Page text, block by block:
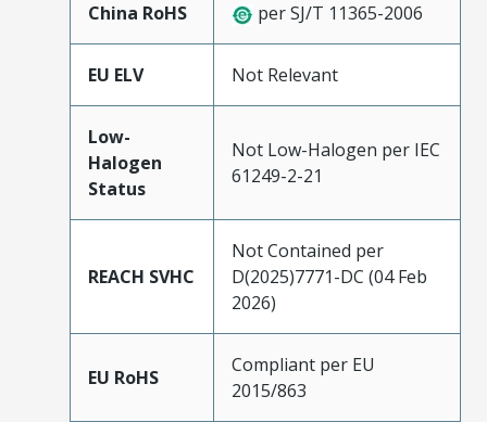
China RoHS per SJ/T 11365-2006
EU ELV Not Relevant
Low-
Halogen
Status
Not Low-Halogen per IEC
61249-2-21
REACH SVHC
Not Contained per
D(2025)7771-DC (04 Feb
2026)
EU RoHS
Compliant per EU
2015/863